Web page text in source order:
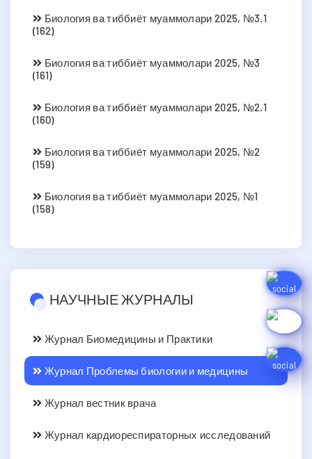
Биология ва тиббиёт муаммолари 2025, №3.1
(162)
Биология ва тиббиёт муаммолари 2025, №3
(161)
Биология ва тиббиёт муаммолари 2025, №2.1
(160)
Биология ва тиббиёт муаммолари 2025, №2
(159)
Биология ва тиббиёт муаммолари 2025, №1
(158)
НАУЧНЫЕ ЖУРНАЛЫ
Журнал Биомедицины и Практики
Журнал Проблемы биологии и медицины
Журнал вестник врача
Журнал кардиореспираторных исследований